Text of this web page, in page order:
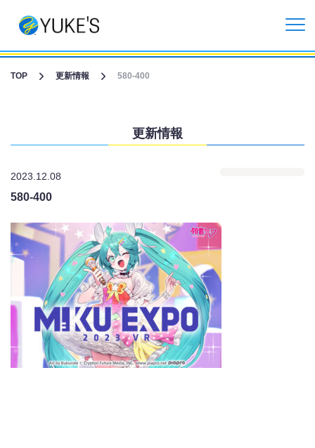
更新情報
CGライブ・XRメタバース制作
受託開発事業
リクルート情報
お問い合わせ
TOP 更新情報 580-400
更新情報
2023.12.08
580-400